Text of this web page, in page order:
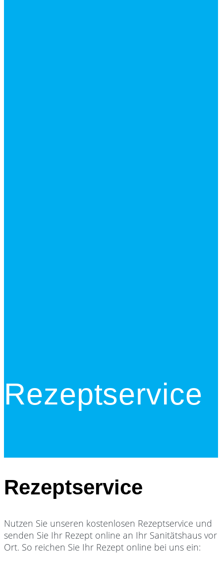
Rezeptservice
Rezeptservice
Nutzen Sie unseren kostenlosen Rezeptservice und
senden Sie Ihr Rezept online an Ihr Sanitätshaus vor
Ort. So reichen Sie Ihr Rezept online bei uns ein: